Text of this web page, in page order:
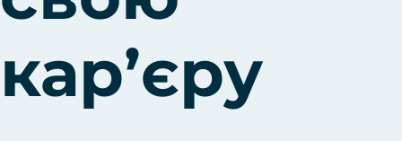
кар’єру